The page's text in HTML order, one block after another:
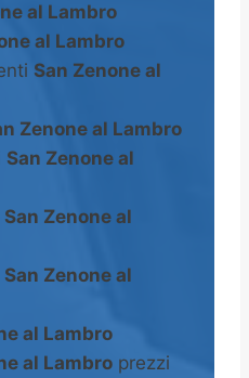
al Lambro
al Lambro
San Zenone al
Zenone al Lambro
San Zenone al
San Zenone al
San Zenone al
al Lambro
al Lambro prezzi